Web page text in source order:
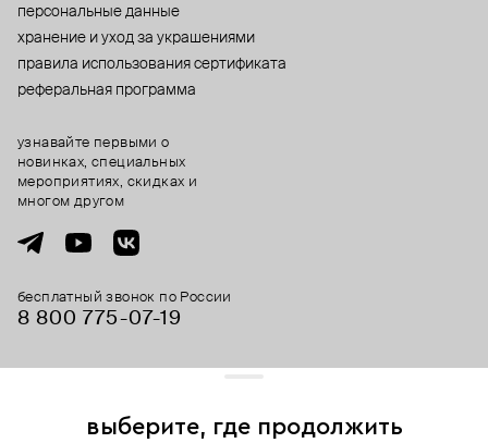
персональные данные
хранение и уход за украшениями
правила использования сертификата
реферальная программа
бесплатный звонок по России
8 800 775⁠-07⁠-19
узнавайте первыми о
новинках, специальных
мероприятиях, скидках и
многом другом
выберите, где продолжить